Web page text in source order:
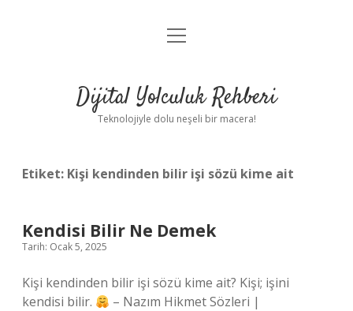
Anasayfa
Yasal Uyarı
menüyü
Dijital Yolculuk Rehberi
Teknolojiyle dolu neşeli bir macera!
Etiket: Kişi kendinden bilir işi sözü kime ait
Kendisi Bilir Ne Demek
Tarih: Ocak 5, 2025
Kişi kendinden bilir işi sözü kime ait? Kişi; işini
kendisi bilir.
– Nazım Hikmet Sözleri |